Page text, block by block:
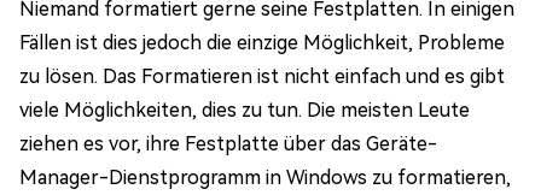
Niemand formatiert gerne seine Festplatten. In einigen
Fällen ist dies jedoch die einzige Möglichkeit, Probleme
zu lösen. Das Formatieren ist nicht einfach und es gibt
viele Möglichkeiten, dies zu tun. Die meisten Leute
ziehen es vor, ihre Festplatte über das Geräte-
Manager-Dienstprogramm in Windows zu formatieren,